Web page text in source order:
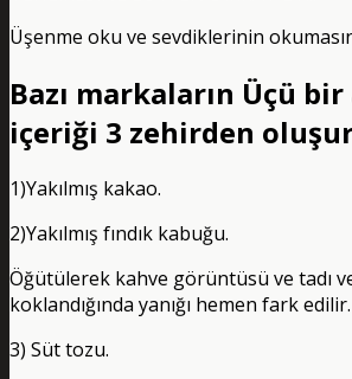
Üşenme oku ve sevdiklerinin
Bazı markaların Üçü
içeriği 3 zehirden
1)Yakılmış kakao.
2)Yakılmış fındık kabuğu.
Öğütülerek kahve görüntüsü ve tadı
koklandığında yanığı hemen fark edilir.
3) Süt tozu.